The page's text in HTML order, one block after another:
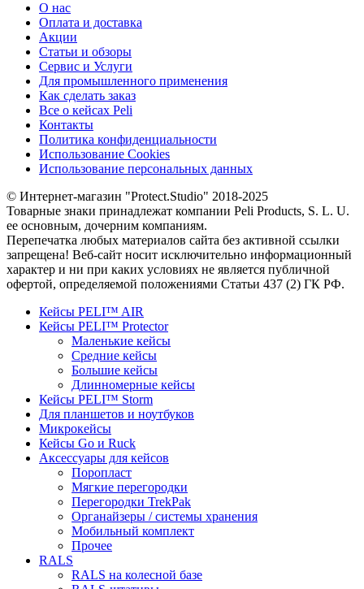
О нас
Оплата и доставка
Акции
Статьи и обзоры
Сервис и Услуги
Для промышленного применения
Как сделать заказ
Все о кейсах Peli
Контакты
Политика конфиденциальности
Использование Cookies
Использование персональных данных
© Интернет-магазин "Protect.Studio" 2018-2025
Товарные знаки принадлежат компании Peli Products, S. L. U.
ее основным, дочерним компаниям.
Перепечатка любых материалов сайта без активной ссылки
запрещена! Веб-сайт носит исключительно информационный
характер и ни при каких условиях не является публичной
офертой, определяемой положениями Статьи 437 (2) ГК РФ.
Кейсы PELI™ AIR
Кейсы PELI™ Protector
Маленькие кейсы
Средние кейсы
Большие кейсы
Длинномерные кейсы
Кейсы PELI™ Storm
Для планшетов и ноутбуков
Микрокейсы
Кейсы Go и Ruck
Аксессуары для кейсов
Поропласт
Мягкие перегородки
Перегородки TrekPak
Органайзеры / системы хранения
Мобильный комплект
Прочее
RALS
RALS на колесной базе